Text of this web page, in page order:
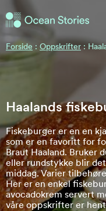
Ocean Stories
Forside : Oppskrifter :
Haalands
Fiskeburger er en en
som er en favoritt for
Braut Haaland. Bruker
eller rundstykke blir
middag. Varier
Her er en enkel
avocadokrem servert
våre oppskrifter er